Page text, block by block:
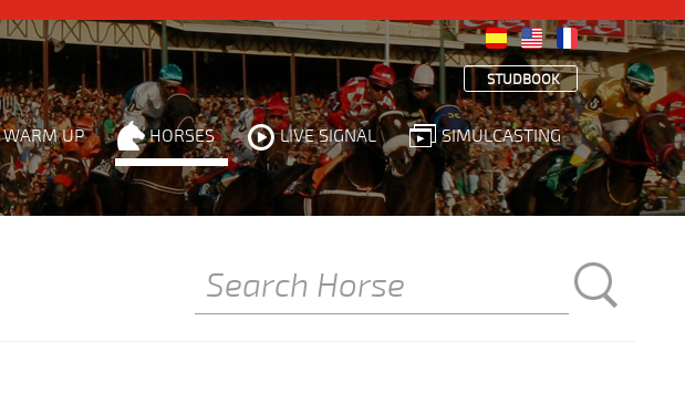
STUDBOOK
WARM UP HORSES LIVE SIGNAL SIMULCASTING